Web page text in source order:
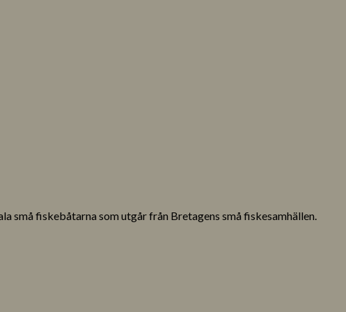
små fiskebåtarna som utgår från Bretagens små fiskesamhällen.